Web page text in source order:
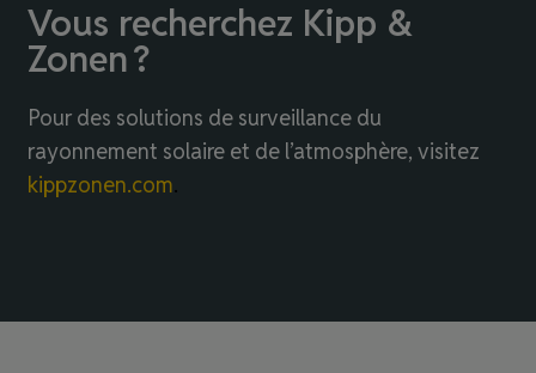
Vous recherchez Kipp &
Zonen ?
Pour des solutions de surveillance du
rayonnement solaire et de l’atmosphère, visitez
kippzonen.com.